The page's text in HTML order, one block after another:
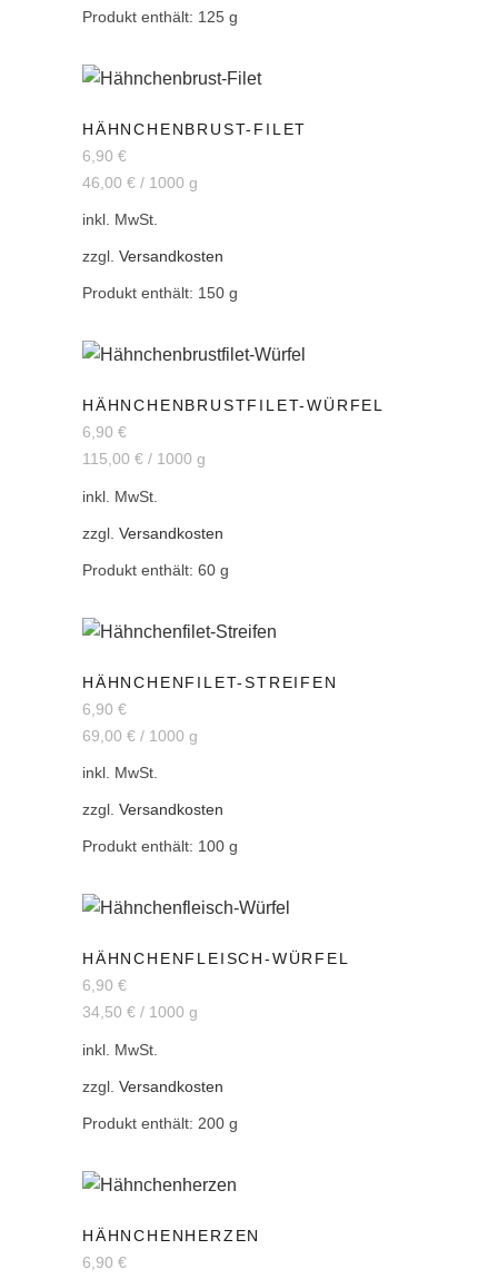
Produkt enthält: 125 g
HÄHNCHENBRUST-FILET
6,90 €
46,00 € / 1000 g
inkl. MwSt.
zzgl. Versandkosten
Produkt enthält: 150 g
HÄHNCHENBRUSTFILET-WÜRFEL
6,90 €
115,00 € / 1000 g
inkl. MwSt.
zzgl. Versandkosten
Produkt enthält: 60 g
HÄHNCHENFILET-STREIFEN
6,90 €
69,00 € / 1000 g
inkl. MwSt.
zzgl. Versandkosten
Produkt enthält: 100 g
HÄHNCHENFLEISCH-WÜRFEL
6,90 €
34,50 € / 1000 g
inkl. MwSt.
zzgl. Versandkosten
Produkt enthält: 200 g
HÄHNCHENHERZEN
6,90 €